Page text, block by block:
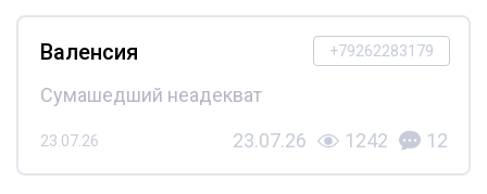
+79262283179
Валенсия
Сумашедший неадекват
23.07.26 23.07.26 1242 12